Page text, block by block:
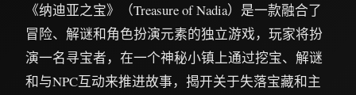
《纳迪亚之宝》（Treasure of Nadia）是一款融合了
冒险、解谜和角色扮演元素的独立游戏，玩家将扮
演一名寻宝者，在一个神秘小镇上通过挖宝、解谜
和与NPC互动来推进故事，揭开关于失落宝藏和主